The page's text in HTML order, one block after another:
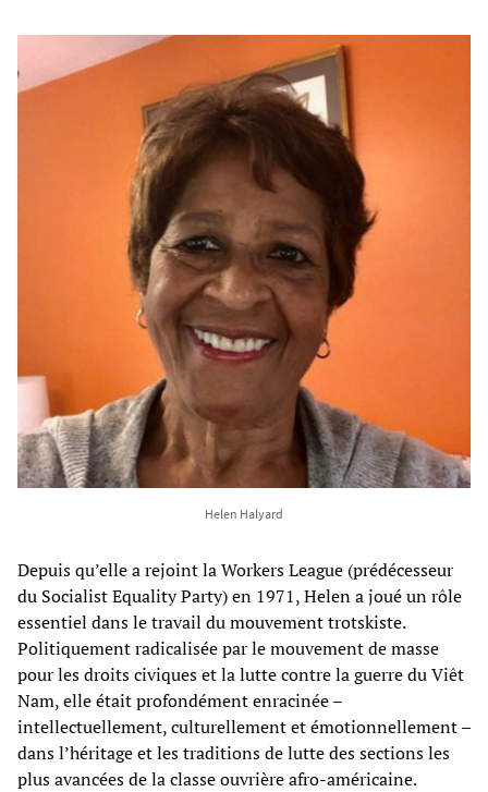
Helen Halyard
Depuis qu’elle a rejoint la Workers League (prédécesseur
du Socialist Equality Party) en 1971, Helen a joué un rôle
essentiel dans le travail du mouvement trotskiste.
Politiquement radicalisée par le mouvement de masse
pour les droits civiques et la lutte contre la guerre du Viêt
Nam, elle était profondément enracinée –
intellectuellement, culturellement et émotionnellement –
dans l’héritage et les traditions de lutte des sections les
plus avancées de la classe ouvrière afro-américaine.